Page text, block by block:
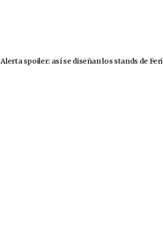
Alerta spoiler: así se diseñan los stands de